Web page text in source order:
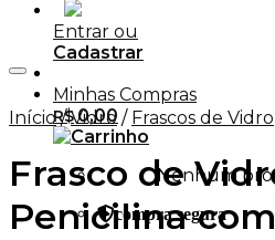
Entrar ou
Cadastrar
Minhas Compras
R$0,00
Nenhum
compra segura
Início / Vidro / Frascos de Vidro
Frasco de
Penicilina